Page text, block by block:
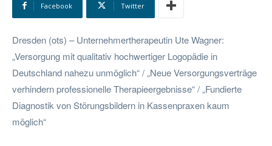
Facebook Twitter
Dresden (ots) – Unternehmertherapeutin Ute Wagner:
„Versorgung mit qualitativ hochwertiger Logopädie in
Deutschland nahezu unmöglich“ / „Neue Versorgungsverträge
verhindern professionelle Therapieergebnisse“ / „Fundierte
Diagnostik von Störungsbildern in Kassenpraxen kaum
möglich“